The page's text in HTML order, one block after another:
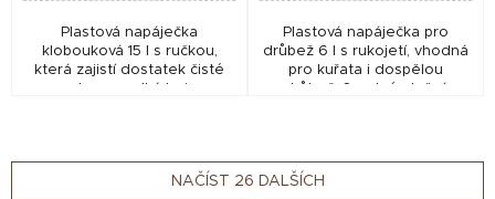
Plastová napáječka
klobouková 15 l s ručkou,
která zajistí dostatek čisté
Plastová napáječka pro
drůbež 6 l s rukojetí, vhodná
pro kuřata i dospělou
NAČÍST 26 DALŠÍCH